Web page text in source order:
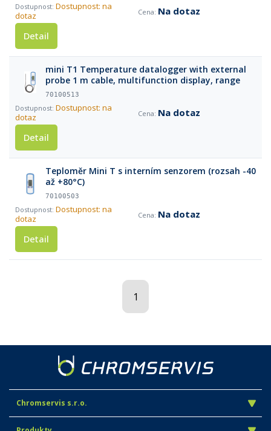
Dostupnost: na
dotaz
Na dotaz
Detail
mini T1 Temperature datalogger with external
probe 1 m cable, multifunction display, range
70100513
Dostupnost: na
dotaz
Na dotaz
Detail
Teploměr Mini T s interním senzorem (rozsah -40
až +80°C)
70100503
Dostupnost: na
dotaz
Na dotaz
Detail
1
Chromservis s.r.o.